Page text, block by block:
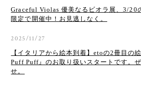
Graceful Violas 優美なるビオラ展、3/20
限定で開催中！お見逃しなく。
2025/11/27
【イタリアから絵本到着】etoの2冊目の
Puff Puff』のお取り扱いスタートです。
せ。